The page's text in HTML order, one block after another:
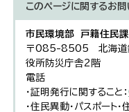
このページに関するお問
市民環境部 戸籍住民
〒085-8505 北海道
役所防災庁舎2階
電話
・証明発行に関すること：
・住民異動・パスポート